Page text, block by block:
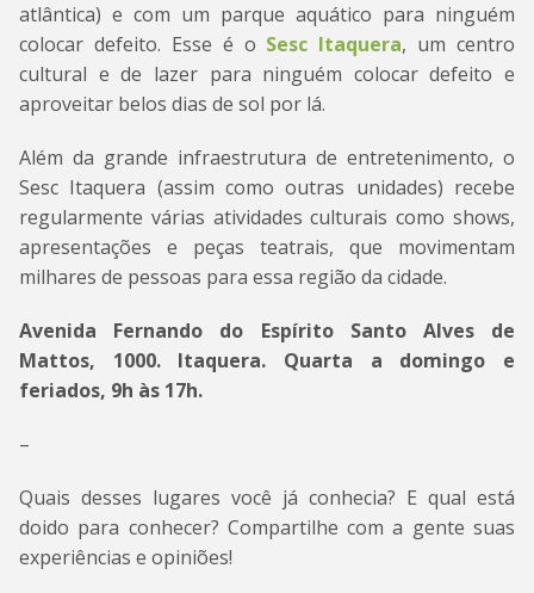
atlântica) e com um parque aquático para ninguém
colocar defeito. Esse é o Sesc Itaquera, um centro
cultural e de lazer para ninguém colocar defeito e
aproveitar belos dias de sol por lá.
Além da grande infraestrutura de entretenimento, o
Sesc Itaquera (assim como outras unidades) recebe
regularmente várias atividades culturais como shows,
apresentações e peças teatrais, que movimentam
milhares de pessoas para essa região da cidade.
Avenida Fernando do Espírito Santo Alves de
Mattos, 1000. Itaquera. Quarta a domingo e
feriados, 9h às 17h.
–
Quais desses lugares você já conhecia? E qual está
doido para conhecer? Compartilhe com a gente suas
experiências e opiniões!